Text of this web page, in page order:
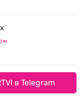
в Telegram